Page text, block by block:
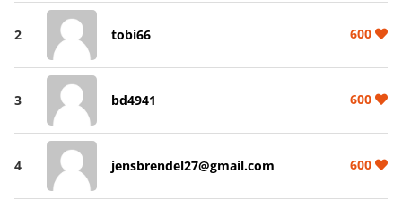
2 tobi66 600
3 bd4941 600
4 jensbrendel27@gmail.com 600